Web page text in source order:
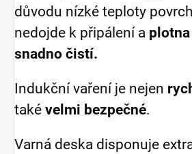
důvodu nízké teploty
nedojde k připálení a
snadno čistí.
Indukční vaření je nejen
také velmi bezpečné.
Varná deska disponuje